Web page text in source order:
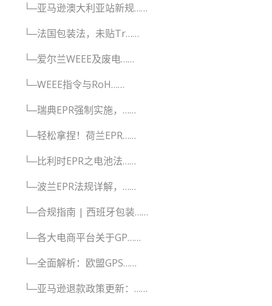
└─亚马逊澳大利亚站新规……
└─法国包装法，未贴Tr……
└─爱尔兰WEEE及废电……
└─WEEE指令与RoH……
└─瑞典EPR强制实施，……
└─轻松拿捏！荷兰EPR……
└─比利时EPR之电池法……
└─波兰EPR法规详解，……
└─合规指南 | 西班牙包装……
└─各大电商平台关于GP……
└─全面解析：欧盟GPS……
└─亚马逊退款政策更新：……